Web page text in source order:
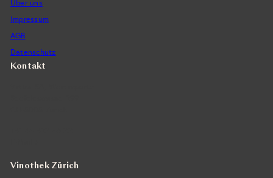
Über uns
Impressum
AGB
Datenschutz
Kontakt
Vinothek Zürich